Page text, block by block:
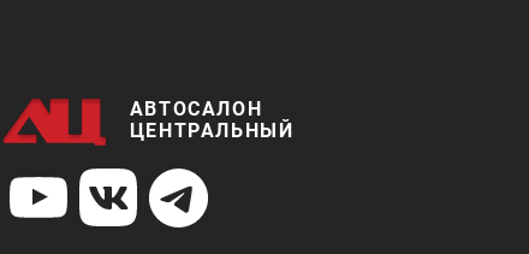
АВТОСАЛОН
ЦЕНТРАЛЬНЫЙ